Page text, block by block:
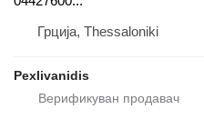
Грција, Thessaloniki
Pexlivanidis